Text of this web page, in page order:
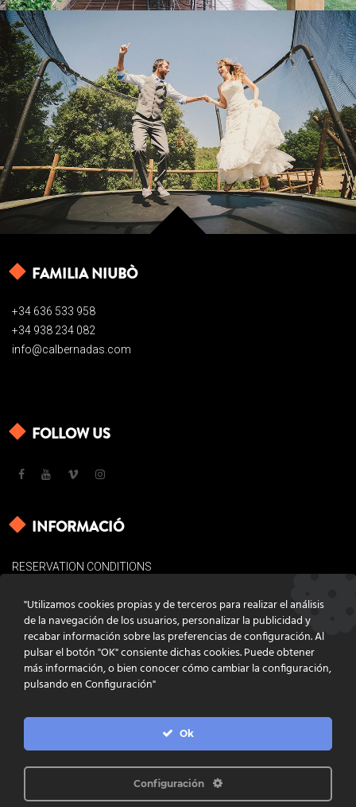
FAMILIA NIUBÒ
+34 636 533 958
+34 938 234 082
info@calbernadas.com
FOLLOW US
INFORMACIÓ
RESERVATION CONDITIONS
COOKIES POLICY
CONTACT
PROGRAMACIÓ INFOACTIVA'T
"Utilizamos cookies propias y de terceros para realizar el análisis
de la navegación de los usuarios, personalizar la publicidad y
recabar información sobre las preferencias de configuración. Al
pulsar el botón "OK" consiente dichas cookies. Puede obtener
más información, o bien conocer cómo cambiar la configuración,
pulsando en Configuración"
Ok
Configuración